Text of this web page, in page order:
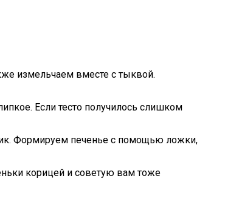
измельчаем вместе с тыквой.
Если тесто получилось слишком
Формируем печенье с помощью ложки,
корицей и советую вам тоже